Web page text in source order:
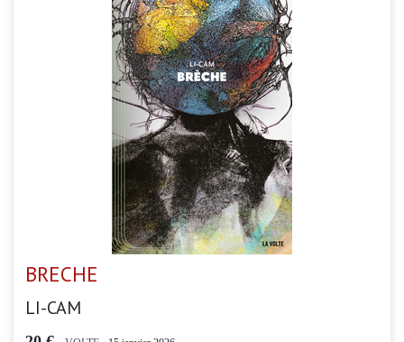
BRECHE
LI-CAM